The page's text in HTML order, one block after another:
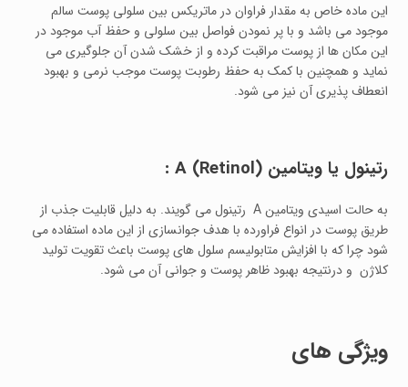
این ماده خاص به مقدار فراوان در ماتریکس بین سلولی پوست سالم
موجود می باشد و با پر نمودن فواصل بین سلولی و حفظ آب موجود در
این مکان ها از پوست مراقبت کرده و از خشک شدن آن جلوگیری می
نماید و همچنین با کمک به حفظ رطوبت پوست موجب نرمی و بهبود
انعطاف پذیری آن نیز می شود.
رتینول یا ویتامین A (Retinol)
:
به حالت اسیدی ویتامین A رتینول می گویند. به دلیل قابلیت جذب از
طریق پوست در انواع فراورده با هدف جوانسازی از این ماده استفاده می
شود چرا که با افزایش متابولیسم سلول های پوست باعث تقویت تولید
کلاژن و درنتیجه بهبود ظاهر پوست و جوانی آن می شود.
ویژگی های